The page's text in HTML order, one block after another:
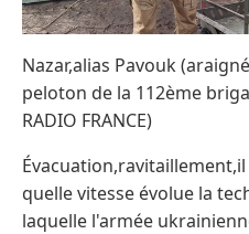
Nazar,alias Pavouk
peloton de la 112ème
RADIO FRANCE)
quelle vitesse évolue la
laquelle l'armée